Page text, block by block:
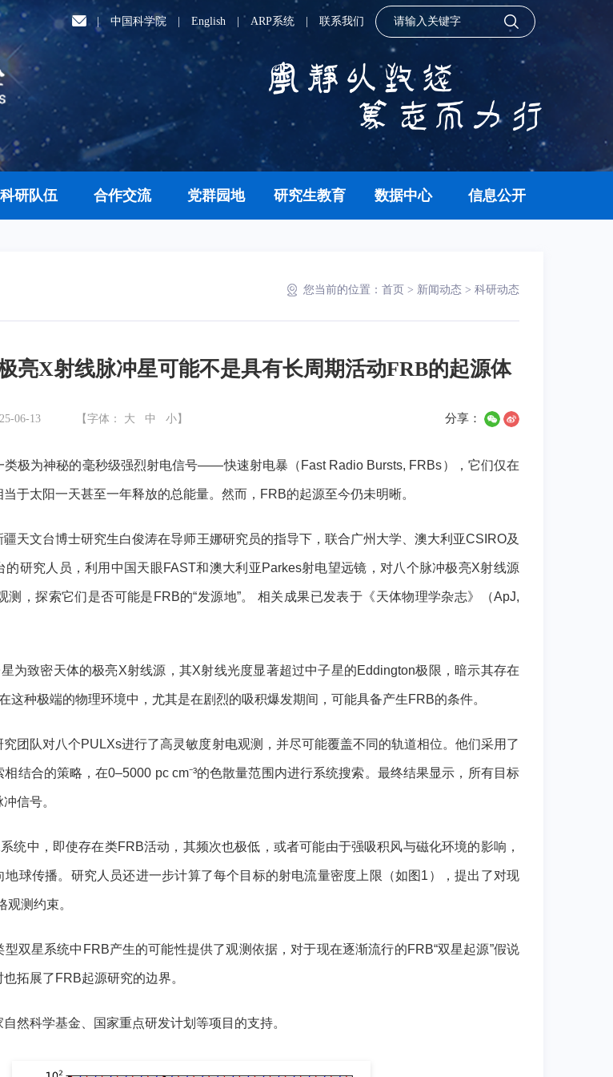
| 中国科学院 English ARP系统 联系我们
科研队伍 合作交流 党群园地 研究生教育 数据中心 信息公开
您当前的位置： 首页 > 新闻动态 > 科研动态
亮X射线脉冲星可能不是具有长周期活动FRB的起源体
06-13 【字体： 大 中 小 】 分享：
类极为神秘的毫秒级强烈射电信号——快速射电暴（Fast Radio Bursts, FRBs），它们仅在
于太阳一天甚至一年释放的总能量。然而，FRB的起源至今仍未明晰。
天文台博士研究生白俊涛在导师王娜研究员的指导下，联合广州大学、澳大利亚CSIRO及
的研究人员，利用中国天眼FAST和澳大利亚Parkes射电望远镜，对八个脉冲极亮X射线源
测，探索它们是否可能是FRB的“发源地”。 相关成果已发表于《天体物理学杂志》（ApJ,
为致密天体的极亮X射线源，其X射线光度显著超过中子星的Eddington极限，暗示其存在
这种极端的物理环境中，尤其是在剧烈的吸积爆发期间，可能具备产生FRB的条件。
团队对八个PULXs进行了高灵敏度射电观测，并尽可能覆盖不同的轨道相位。他们采用了
结合的策略，在0–5000 pc cm⁻³的色散量范围内进行系统搜索。最终结果显示，所有目标
信号。
统中，即使存在类FRB活动，其频次也极低，或者可能由于强吸积风与磁化环境的影响，
地球传播。研究人员还进一步计算了每个目标的射电流量密度上限（如图1），提出了对现
测约束。
双星系统中FRB产生的可能性提供了观测依据，对于现在逐渐流行的FRB“双星起源”假说
拓展了FRB起源研究的边界。
然科学基金、国家重点研发计划等项目的支持。